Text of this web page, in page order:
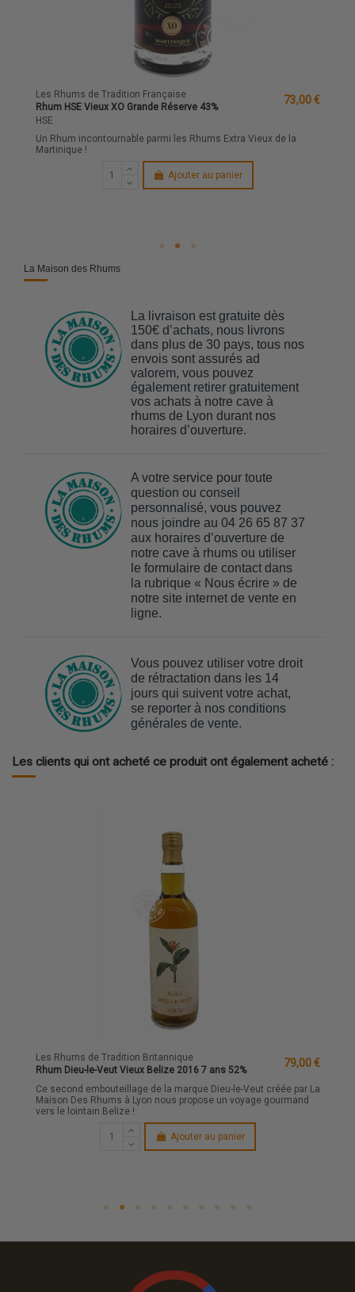
Les Rhums de Tradition Française
Rhum HSE Vieux XO Grande Réserve 43%
HSE
73,00 €
Un Rhum incontournable parmi les Rhums Extra Vieux de la
Martinique !
Ajouter au panier
La Maison des Rhums
La livraison est gratuite dès
150€ d’achats, nous livrons
dans plus de 30 pays, tous nos
envois sont assurés ad
valorem, vous pouvez
également retirer gratuitement
vos achats à notre cave à
rhums de Lyon durant nos
horaires d’ouverture.
A votre service pour toute
question ou conseil
personnalisé, vous pouvez
nous joindre au 04 26 65 87 37
aux horaires d’ouverture de
notre cave à rhums ou utiliser
le formulaire de contact dans
la rubrique « Nous écrire » de
notre site internet de vente en
ligne.
Vous pouvez utiliser votre droit
de rétractation dans les 14
jours qui suivent votre achat,
se reporter à nos conditions
générales de vente.
Les clients qui ont acheté ce produit ont également acheté :
Les Rhums de Tradition Britannique
Rhum Dieu-le-Veut Vieux Belize 2016 7 ans 52%
79,00 €
Ce second embouteillage de la marque Dieu-le-Veut créée par La
Maison Des Rhums à Lyon nous propose un voyage gourmand
vers le lointain Belize !
Ajouter au panier